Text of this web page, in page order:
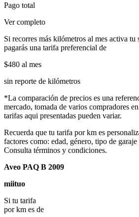
Pago total
Ver completo
Si recorres más kilómetros al mes activa tu
pagarás una tarifa preferencial de
$480 al mes
sin reporte de kilómetros
*La comparación de precios es una
mercado, tomada de varios compradores
tarifas aqui presentadas pueden variar.
Recuerda que tu tarifa por km es
factores como: edad, género, tipo de
Consulta términos y condiciones.
Aveo PAQ B 2009
miituo
Si tu tarifa
por km es de